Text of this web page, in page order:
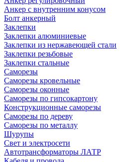
Анкер с внутренним конусом
Болт анкерный
Заклепки
Заклепки алюминиевые
Заклепки из нержавеющей стали
Заклепки резьбовые
Заклепки стальные
Саморезы
Саморезы кровельные
Саморезы оконные
Саморезы по гипсокартону
Конструкционные саморезы
Саморезы по дереву
Саморезы по металлу
Шурупы
Свет и электросети
Автотрансформаторы ЛАТР